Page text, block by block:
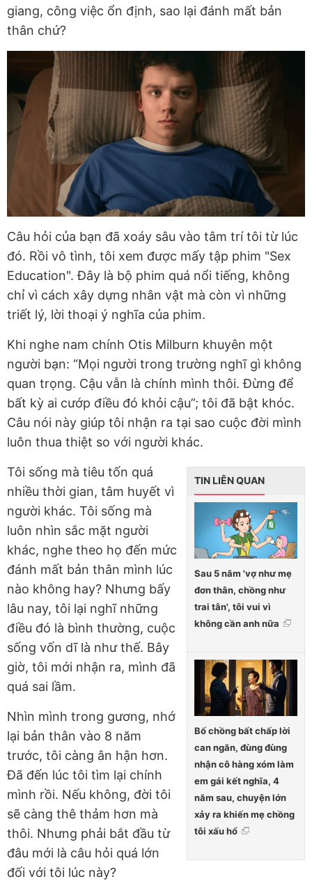
giang, công việc ổn định, sao lại đánh mất bản
thân chứ?
Câu hỏi của bạn đã xoáy sâu vào tâm trí tôi từ lúc
đó. Rồi vô tình, tôi xem được mấy tập phim "Sex
Education". Đây là bộ phim quá nổi tiếng, không
chỉ vì cách xây dựng nhân vật mà còn vì những
triết lý, lời thoại ý nghĩa của phim.
Khi nghe nam chính Otis Milburn khuyên một
người bạn: “Mọi người trong trường nghĩ gì không
quan trọng. Cậu vẫn là chính mình thôi. Đừng để
bất kỳ ai cướp điều đó khỏi cậu”; tôi đã bật khóc.
Câu nói này giúp tôi nhận ra tại sao cuộc đời mình
luôn thua thiệt so với người khác.
TIN LIÊN QUAN
Sau 5 năm 'vợ như mẹ
đơn thân, chồng như
trai tân', tôi vui vì
không cần anh nữa
Bố chồng bất chấp lời
can ngăn, đùng đùng
nhận cô hàng xóm làm
em gái kết nghĩa, 4
năm sau, chuyện lớn
xảy ra khiến mẹ chồng
tôi xấu hổ
Tôi sống mà tiêu tốn quá
nhiều thời gian, tâm huyết vì
người khác. Tôi sống mà
luôn nhìn sắc mặt người
khác, nghe theo họ đến mức
đánh mất bản thân mình lúc
nào không hay? Nhưng bấy
lâu nay, tôi lại nghĩ những
điều đó là bình thường, cuộc
sống vốn dĩ là như thế. Bây
giờ, tôi mới nhận ra, mình đã
quá sai lầm.
Nhìn mình trong gương, nhớ
lại bản thân vào 8 năm
trước, tôi càng ân hận hơn.
Đã đến lúc tôi tìm lại chính
mình rồi. Nếu không, đời tôi
sẽ càng thê thảm hơn mà
thôi. Nhưng phải bắt đầu từ
đâu mới là câu hỏi quá lớn
đối với tôi lúc này?